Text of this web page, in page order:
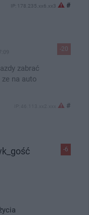
IP: 178.235.xx6.xx3 #
-20
zabrać
na auto
#
-6